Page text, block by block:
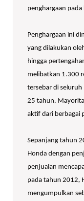
penghargaan pada
Penghargaan ini
yang dilakukan
hingga
melibatkan 1.300
tersebar di seluruh
25 tahun.
aktif dari berbagai
Sepanjang tahun
Honda dengan
penjualan
pada tahun 2012,
mengumpulkan